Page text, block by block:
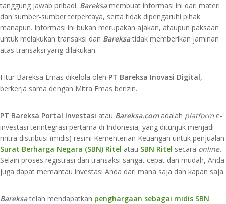
tanggung jawab pribadi. Bareksamembuat informasi ini dari materi
dan sumber-sumber terpercaya, serta tidak dipengaruhi pihak
manapun. Informasi ini bukan merupakan ajakan, ataupun paksaan
untuk melakukan transaksi dan Bareksatidak memberikan jaminan
atas transaksi yang dilakukan.
Fitur Bareksa Emas dikelola oleh PT Bareksa Inovasi Digital,
berkerja sama dengan Mitra Emas berizin.
PT Bareksa Portal Investasi atau Bareksa.com adalah platform e-
investasi terintegrasi pertama di Indonesia, yang ditunjuk menjadi
mitra distribusi (midis) resmi Kementerian Keuangan untuk penjualan
Surat Berharga Negara (SBN) Ritel atau SBN Ritel secara online.
Selain proses registrasi dan transaksi sangat cepat dan mudah, Anda
juga dapat memantau investasi Anda dari mana saja dan kapan saja.
Bareksatelah mendapatkan penghargaan sebagai midis SBN